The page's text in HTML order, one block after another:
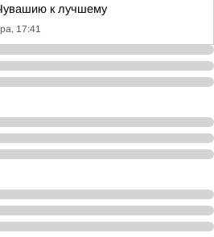
к лучшему
17:41